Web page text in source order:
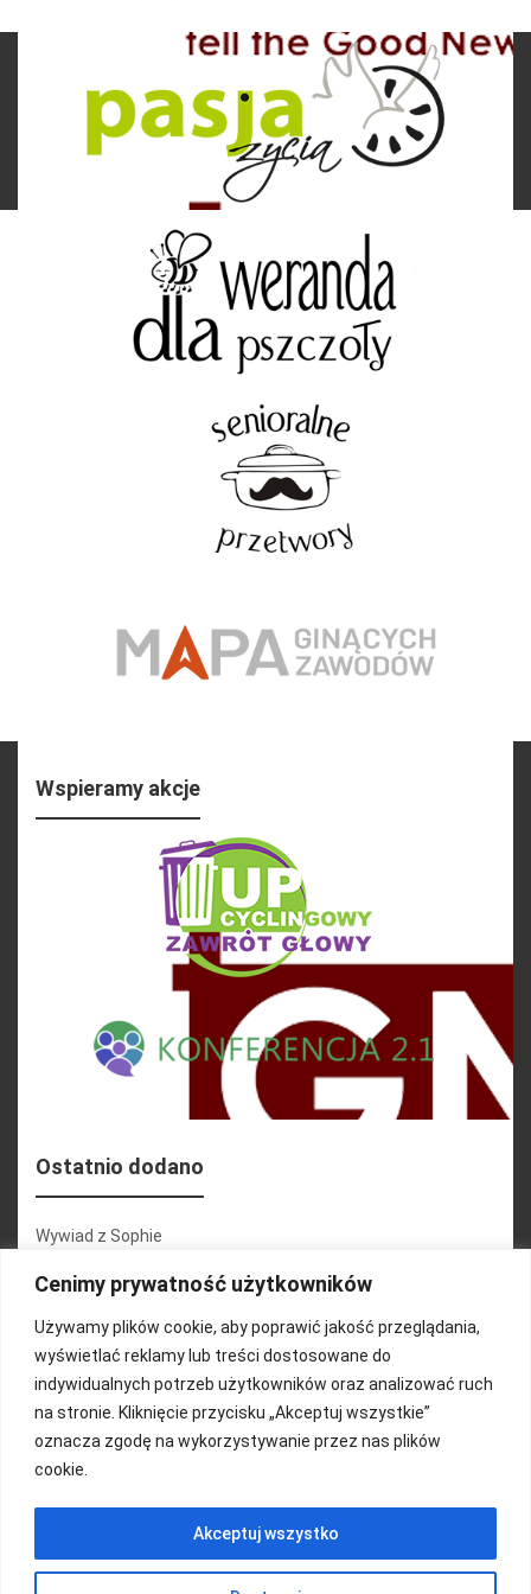
Cenimy prywatność użytkowników
Używamy plików cookie, aby poprawić jakość przeglądania,
wyświetlać reklamy lub treści dostosowane do
indywidualnych potrzeb użytkowników oraz analizować ruch
na stronie. Kliknięcie przycisku „Akceptuj wszystkie”
oznacza zgodę na wykorzystywanie przez nas plików
cookie.
Akceptuj wszystko
Wspieramy akcje
Ostatnio dodano
Wywiad z Sophie
Konferencja 2.1
Martyna Wojciechowska
Relacja zdjęciowa 25.09.2024r (cz.2)
Wywiady z uczestnikami
FUNDACJA KOLOROWO